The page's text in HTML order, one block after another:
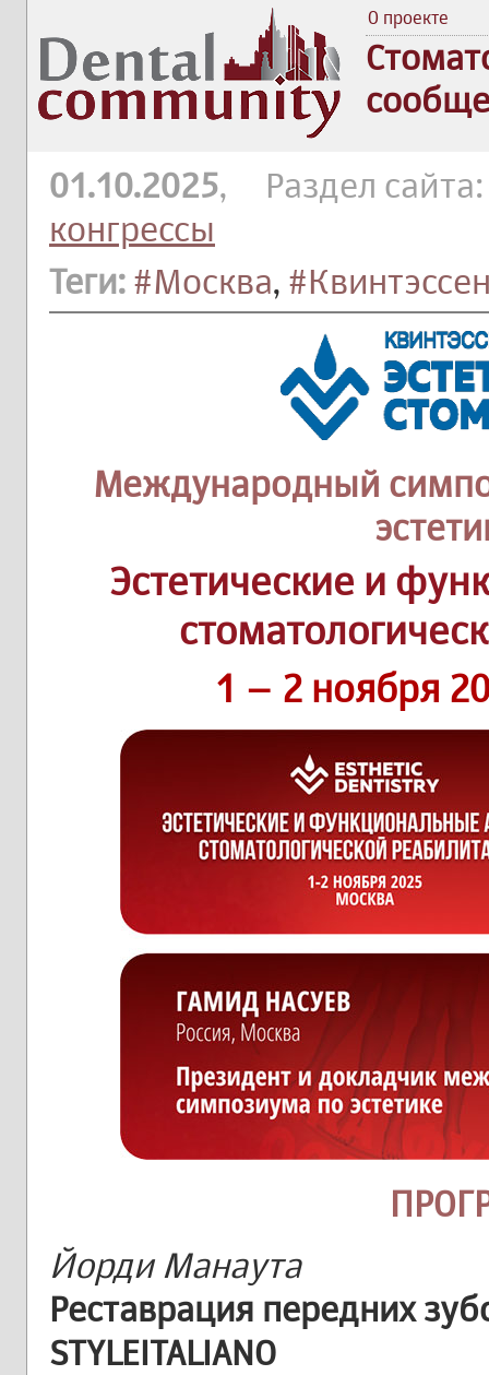
О проекте
01.10.2025, Раздел
конгрессы
Теги: #Москва,
Международный
Эстетические и
1 – 2 ноября
Йорди Манаута
Реставрация передних
STYLEITALIANO